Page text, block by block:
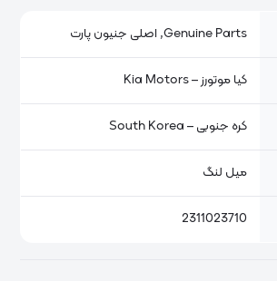
Genuine Parts, اصلی جنیون پارت
کیا موتورز – Kia Motors
کره جنوبی – South Korea
میل لنگ
2311023710